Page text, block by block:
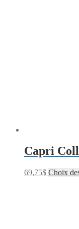
Capri
69,75$ Choix